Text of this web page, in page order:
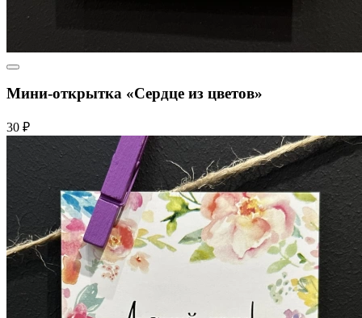
Мини-открытка «Сердце из цветов»
30 ₽